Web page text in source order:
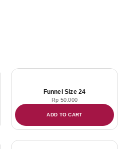
Funnel Size 24
Rp 50.000
ADD TO CART